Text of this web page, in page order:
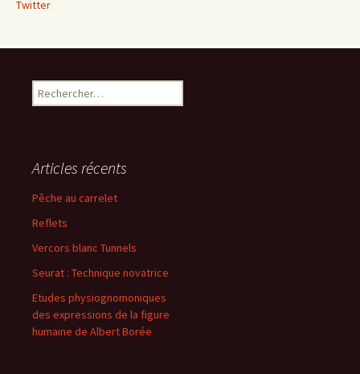
Twitter
Rechercher :
Articles récents
Pêche au carrelet
Reflets
Vercors blanc Tunnels
Seurat : Technique novatrice
Etudes physiognomoniques
des expressions de la figure
humaine de Albert Borée